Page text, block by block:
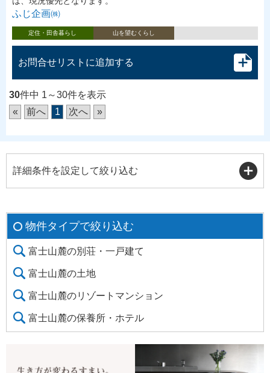
ふじ企画㈱
定住・田舎暮らし 山を望むくらし
お問合せリストに追加する
30件中 1～30件を表示
«
前へ 1 次へ »
詳細条件を設定して絞り込む
物件タイプで絞り込む
富士山麓の別荘・一戸建て
富士山麓の土地
富士山麓のリゾートマンション
富士山麓の保養所・ホテル